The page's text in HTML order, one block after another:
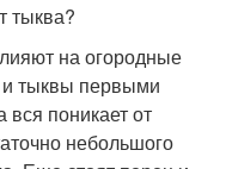
тыква?
на огородные
и тыквы первыми
поникает от
небольшого